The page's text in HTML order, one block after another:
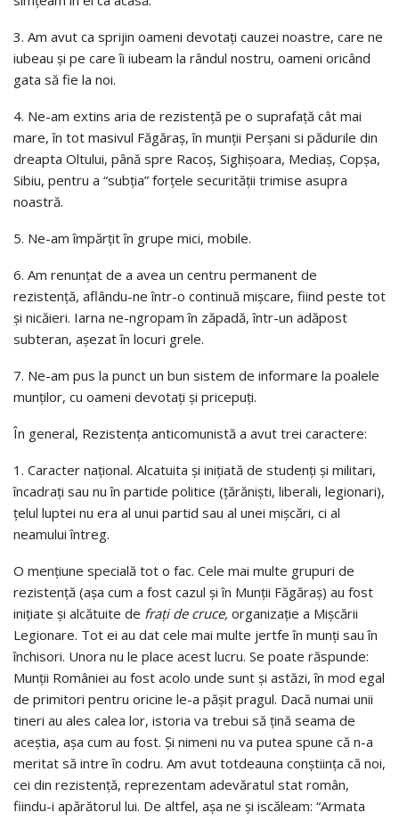
3. Am avut ca sprijin oameni devotaţi cauzei noastre, care ne
iubeau şi pe care îi iubeam la rândul nostru, oameni oricând
gata să fie la noi.
4. Ne-am extins aria de rezistenţă pe o suprafaţă cât mai
mare, în tot masivul Făgăraş, în munţii Perşani si pădurile din
dreapta Oltului, până spre Racoş, Sighişoara, Mediaş, Copşa,
Sibiu, pentru a “subţia” forţele securităţii trimise asupra
noastră.
5. Ne-am împărţit în grupe mici, mobile.
6. Am renunţat de a avea un centru permanent de
rezistenţă, aflându-ne într-o continuă mişcare, fiind peste tot
şi nicăieri. Iarna ne-ngropam în zăpadă, într-un adăpost
subteran, aşezat în locuri grele.
7. Ne-am pus la punct un bun sistem de informare la poalele
munţilor, cu oameni devotaţi şi pricepuţi.
În general, Rezistenţa anticomunistă a avut trei caractere:
1. Caracter naţional. Alcatuita şi iniţiată de studenţi şi militari,
încadraţi sau nu în partide politice (ţărănişti, liberali, legionari),
ţelul luptei nu era al unui partid sau al unei mişcări, ci al
neamului întreg.
O menţiune specială tot o fac. Cele mai multe grupuri de
rezistenţă (aşa cum a fost cazul şi în Munţii Făgăraş) au fost
iniţiate şi alcătuite de fraţi de cruce, organizaţie a Mişcării
Legionare. Tot ei au dat cele mai multe jertfe în munţi sau în
închisori. Unora nu le place acest lucru. Se poate răspunde:
Munţii României au fost acolo unde sunt şi astăzi, în mod egal
de primitori pentru oricine le-a păşit pragul. Dacă numai unii
tineri au ales calea lor, istoria va trebui să ţină seama de
aceştia, aşa cum au fost. Şi nimeni nu va putea spune că n-a
meritat să intre în codru. Am avut totdeauna conştiinţa că noi,
cei din rezistenţă, reprezentam adevăratul stat român,
fiindu-i apărătorul lui. De altfel, aşa ne şi iscăleam: “Armata